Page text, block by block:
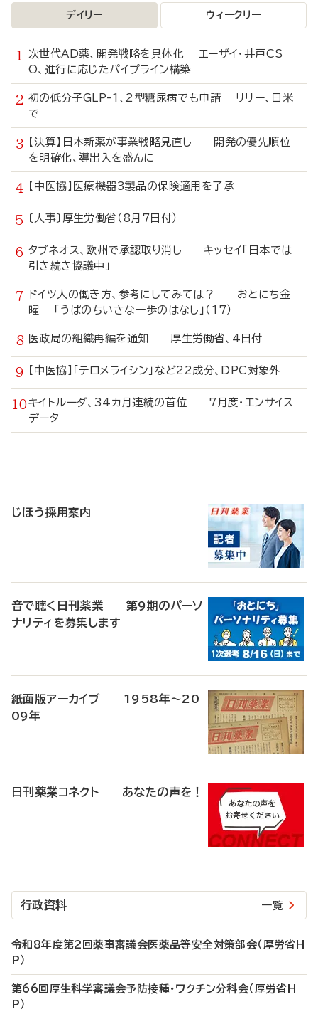
デイリー ウィークリー
次世代AD薬、開発戦略を具体化 エーザイ・井戸CS
O、進行に応じたパイプライン構築
初の低分子GLP-1、2型糖尿病でも申請 リリー、日米
で
【決算】日本新薬が事業戦略見直し 開発の優先順位
を明確化、導出入を盛んに
【中医協】医療機器3製品の保険適用を了承
〔人事〕厚生労働省（8月7日付）
タブネオス、欧州で承認取り消し キッセイ「日本では
引き続き協議中」
ドイツ人の働き方、参考にしてみては？ おとにち金
曜 「うぱのちいさな一歩のはなし」（17）
医政局の組織再編を通知 厚生労働省、4日付
【中医協】「テロメライシン」など22成分、DPC対象外
キイトルーダ、34カ月連続の首位 7月度・エンサイス
データ
じほう採用案内
音で聴く日刊薬業 第9期のパーソ
ナリティを募集します
紙面版アーカイブ 1958年～20
09年
日刊薬業コネクト あなたの声を！
行政資料 一覧
令和8年度第2回薬事審議会医薬品等安全対策部会（厚労省H
P）
第66回厚生科学審議会予防接種・ワクチン分科会（厚労省H
P）